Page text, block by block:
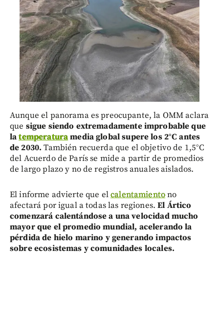
Aunque el panorama es preocupante, la OMM aclara
que sigue siendo extremadamente improbable que
latemperaturamedia global supere los 2°C antes
de 2030.También recuerda que el objetivo de 1,5°C
del Acuerdo de París se mide a partir de promedios
de largo plazo y no de registros anuales aislados.
El informe advierte que elcalentamientono
afectará por igual a todas las regiones. El Ártico
comenzará calentándose a una velocidad mucho
mayor que el promedio mundial, acelerando la
pérdida de hielo marino y generando impactos
sobre ecosistemas y comunidades locales.